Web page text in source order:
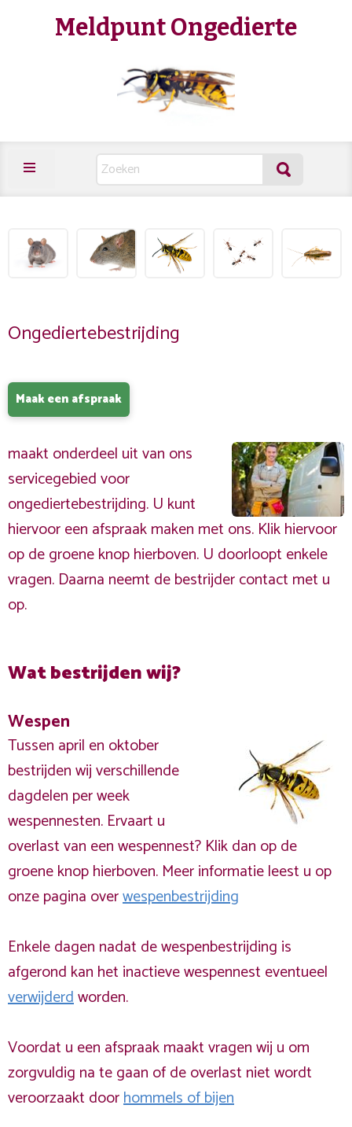
Meldpunt Ongedierte
Ongediertebestrijding
Maak een afspraak
maakt onderdeel uit van ons
servicegebied voor
ongediertebestrijding. U kunt
hiervoor een afspraak maken met ons. Klik hiervoor
op de groene knop hierboven. U doorloopt enkele
vragen. Daarna neemt de bestrijder contact met u
op.
Wat bestrijden wij?
Wespen
Tussen april en oktober
bestrijden wij verschillende
dagdelen per week
wespennesten. Ervaart u
overlast van een wespennest? Klik dan op de
groene knop hierboven. Meer informatie leest u op
onze pagina overwespenbestrijding
Enkele dagen nadat de wespenbestrijding is
afgerond kan het inactieve wespennest eventueel
verwijderdworden.
Voordat u een afspraak maakt vragen wij u om
zorgvuldig na te gaan of de overlast niet wordt
veroorzaakt doorhommels of bijen